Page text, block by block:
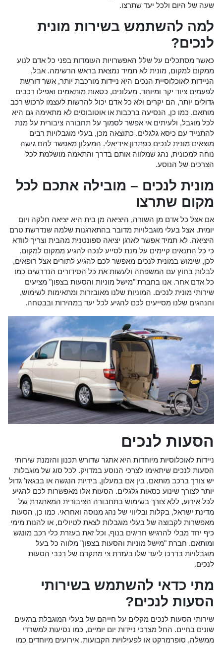
שעה של היום ולכל יעד שתרצו.
למה להשתמש בשירות מונית
לנכים?
כאשר מסתכלים על שלל האפשרויות העומדות בפני כל אדם לנוע
ממקום למקום, מונית לא תמיד נמצאת בראש הרשימה. אבל,
הניידות לאוכלוסיית הנכים היא ניידות מורכבת יותר, אשר דורשת
לפעמים ציוד יקר ומיוחד. מעלונים, כסאות מותאמים ואפילו רכבים
גדולים יותר, הם יקרים ולא כל אדם יכול להרשות לעצמו לרכוש רכב
מותאם. כמו כן, הנסיעה ברכבות או אוטובוסים לא מתאימה גם היא
לכל מוגבל, ולעיתים אי אפשר לסמוך על תחבורה ציבורית על מנת
להתנייד עם כיסא גלגלים. כתוצאה מכן, בעלי מוגבלויות רבים
מוצאים מונית לנכים כפתרון אידיאלי. המעלון מאפשר להם גישה
נוחה למכונית, נהג שמלווה אותם בדרך והתאמה מושלמת לכל
הצרכים של הנוסע.
מונית לנכים – מובילה אתכם לכל
מקום שתרצו
אם אצל כל אדם מן השורה, היציאה מן בית היא יציאה חלקה ויום
יומית. אצל בעלי מוגבלויות מדובר בהתארגנות שלמה שנדרשת טרם
היציאה. לא תמיד אפשר לארגן יציאה ספונטנית מהבית וצריך לוודא
כי כל התנאים קיימים על מנת לסייע לנכה להגיע ממקום למקום.
לכן, שימוש במונית לנכים מאפשר לכם להגיע לתורים אצל רופאים,
לבלות בחוץ עם המשפחה ולעשות את כל הסידורים הנדרשים כמו
כל אדם אחר. אנו בחברת "מישל מוניות והסעות בצפון" מציעים
שירותי מונית לנכים. המוניות שלנו מאובזרות ומתאימות לשימוש,
והנהגים שלנו מסייעים לכם להגיע לכל יעד במהירות ובבטחה.
הסעות לנכים
ניידות לאוכלוסיות מיוחדות היא אתגר שדורש תכנון והזמנת שירותי
הסעות לנכים שיתאימו לצרכי הנוסע במדויק. לכל סוג של מוגבלות
יש צורך ברכב מותאם, בין אם במעלון, בידיות הנגשה או בבגאז' גדול
יותר לצורך שינוע כסאות גלגלים. הסעות אלו מאפשרות לכם להגיע
לכל אירוע, ללא צורך בשימוש בתחבורה הציבורית המאתגרת של
מדינת ישראל, בקלות ובליווי של נהג מנוסה ואחראי. כמו כן, הסעות
מאפשרות לקבוצה של בעלי מוגבלות לצאת לטיולים, או להנות מימי
כיף יחד מבלי להרגיש חריגים בנוף, וכל זאת בעזרת כלי רכב מונגש
ומותאם. חברת "מישל מוניות והסעות בצפון" מלווה כל בעל
מוגבלויות בדרכו ליעד שלו בעזרת צי מתקדם של רכבי הסעות
לנכים.
מתי כדאי להשתמש בשירותי
הסעות לנכים?
שירותי הסעות לנכים מקלים על חייהם של בעלי המוגבלת ברגעים
שונים בחיים. החל מצרכי ניידות יום יומיים, כמו נסיעות למשרדי
ממשלה, סופרמרקט או לפעילויות הקבועות. אירועים מיוחדים כמו